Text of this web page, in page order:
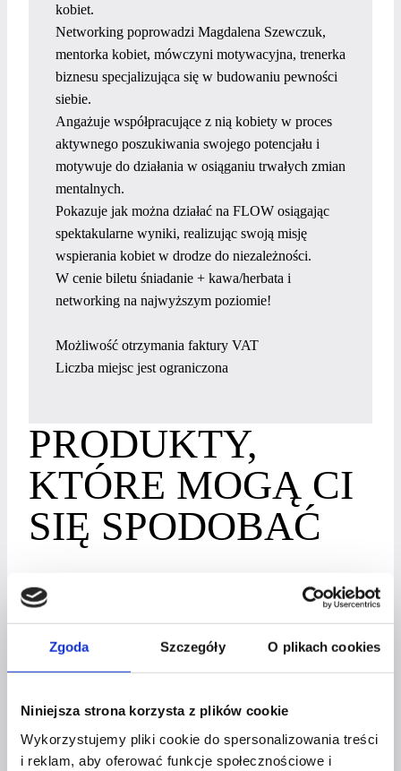
Zgoda Szczegóły O plikach cookies
Niniejsza strona korzysta z plików cookie
Wykorzystujemy pliki cookie do spersonalizowania treści
i reklam, aby oferować funkcje społecznościowe i
kobiet.
Networking poprowadzi Magdalena Szewczuk,
mentorka kobiet, mówczyni motywacyjna, trenerka
biznesu specjalizująca się w budowaniu pewności
siebie.
Angażuje współpracujące z nią kobiety w proces
aktywnego poszukiwania swojego potencjału i
motywuje do działania w osiąganiu trwałych zmian
mentalnych.
Pokazuje jak można działać na FLOW osiągając
spektakularne wyniki, realizując swoją misję
wspierania kobiet w drodze do niezależności.
W cenie biletu śniadanie + kawa/herbata i
networking na najwyższym poziomie!
Możliwość otrzymania faktury VAT
Liczba miejsc jest ograniczona
PRODUKTY,
KTÓRE MOGĄ CI
SIĘ SPODOBAĆ
Masterclass
INSPIRUJĄCA KAWA – SZTUKA
197zł